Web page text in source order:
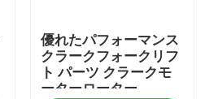
優れたパフォーマンス
クラークフォークリフ
ト パーツ クラークモ
ーターローター